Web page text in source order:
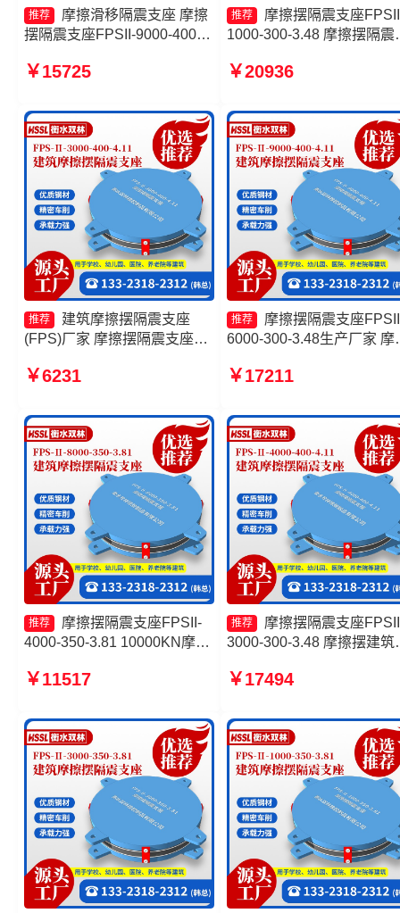
推荐
摩擦滑移隔震支座 摩擦
摆隔震支座FPSII-9000-400-
家 建筑摩擦摆建筑隔震支座源
￥15725
推荐
摩擦摆隔震支座
1000-300-3.48 摩擦摆隔震
工厂 摩擦摆减隔震支座价
￥20936
推荐
建筑摩擦摆隔震支座
(FPS)厂家 摩擦摆隔震支座
厂 摩擦摆隔震支座FPSII-
摩擦摆式减隔震支座
￥6231
推荐
摩擦摆隔震支座
6000-300-3.48生产厂家 摩
隔震支座FPS-Ⅱ-2000-500-
4000-350-3.81
￥17211
推荐
摩擦摆隔震支座FPSII-
4000-350-3.81 10000KN摩擦
震支座生产厂家 摩擦摆隔震支
￥11517
推荐
摩擦摆隔震支座
3000-300-3.48 摩擦摆建筑
座FPS-Ⅱ-8000-200厂家
家
￥17494